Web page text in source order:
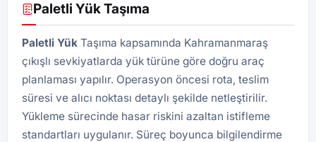
Paletli Yük Taşıma
Paletli Yük Taşıma kapsamında Kahramanmaraş
çıkışlı sevkiyatlarda yük türüne göre doğru araç
planlaması yapılır. Operasyon öncesi rota, teslim
süresi ve alıcı noktası detaylı şekilde netleştirilir.
Yükleme sürecinde hasar riskini azaltan istifleme
standartları uygulanır. Süreç boyunca bilgilendirme